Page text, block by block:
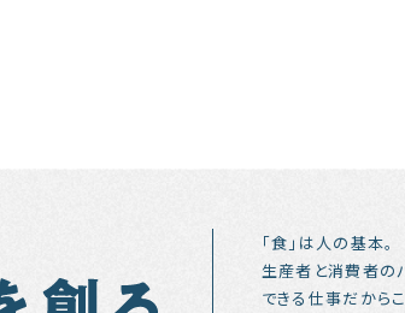
「食」は人の基本。
生産者と消費者の
できる仕事だから